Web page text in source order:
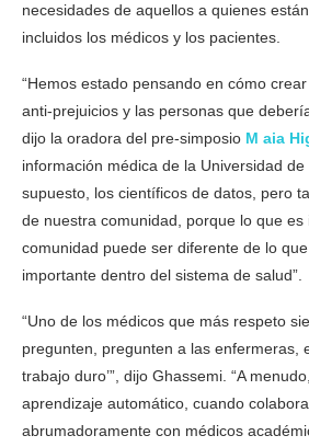
necesidades de aquellos a quienes
incluidos los médicos y los pacientes.
“Hemos estado pensando en cómo
anti-prejuicios y las personas que
dijo la oradora del pre-simposio M aia
información médica de la Universidad de
supuesto, los científicos de datos, pero
de nuestra comunidad, porque lo que
comunidad puede ser diferente de lo
importante dentro del sistema de salud”.
“Uno de los médicos que más respeto
pregunten, pregunten a las enfermeras,
trabajo duro’”, dijo Ghassemi. “A
aprendizaje automático, cuando
abrumadoramente con médicos